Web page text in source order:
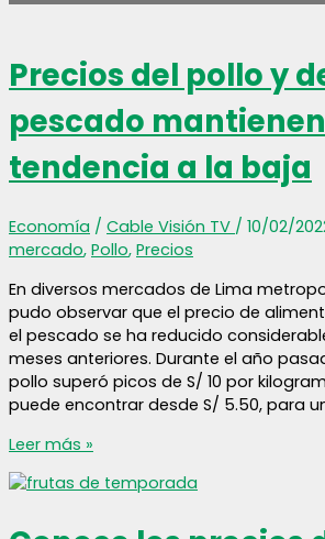
Precios del pollo y
pescado mantienen
tendencia a la baja
Economía / Cable Visión TV / 10/02/
mercado, Pollo, Precios
En diversos mercados de Lima
pudo observar que el precio de
el pescado se ha reducido
meses anteriores. Durante el año
pollo superó picos de S/ 10 por
puede encontrar desde S/ 5.50, para
Precios
pollo
Leer más »